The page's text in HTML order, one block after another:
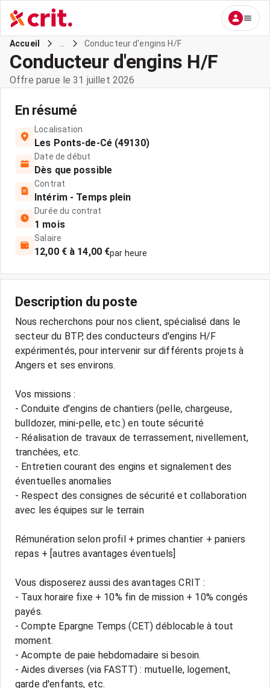
Accueil Conducteur d'engins H/F
Conducteur d'engins H/F
Offre parue le 31 juillet 2026
En résumé
Localisation
Les Ponts-de-Cé (49130)
Date de début
Dès que possible
Contrat
Intérim - Temps plein
Durée du contrat
1 mois
Salaire
12,00 € à 14,00 €par heure
Description du poste
Nous recherchons pour nos client, spécialisé dans le
secteur du BTP, des conducteurs d'engins H/F
expérimentés, pour intervenir sur différents projets à
Angers et ses environs.
Vos missions :
- Conduite d’engins de chantiers (pelle, chargeuse,
bulldozer, mini-pelle, etc.) en toute sécurité
- Réalisation de travaux de terrassement, nivellement,
tranchées, etc.
- Entretien courant des engins et signalement des
éventuelles anomalies
- Respect des consignes de sécurité et collaboration
avec les équipes sur le terrain
Rémunération selon profil + primes chantier + paniers
repas + [autres avantages éventuels]
Vous disposerez aussi des avantages CRIT :
- Taux horaire fixe + 10% fin de mission + 10% congés
payés.
- Compte Epargne Temps (CET) déblocable à tout
moment.
- Acompte de paie hebdomadaire si besoin.
- Aides diverses (via FASTT) : mutuelle, logement,
garde d'enfants, etc.